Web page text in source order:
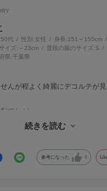
50代 性別:女性 身長:151～155cm
イズ: ～23cm 普段の服のサイズ:S
県:千葉県
んが程よく綺麗にデコルテが
でしが、
ミュールを履いてちょうど良い
続きを読む
参考になった 0